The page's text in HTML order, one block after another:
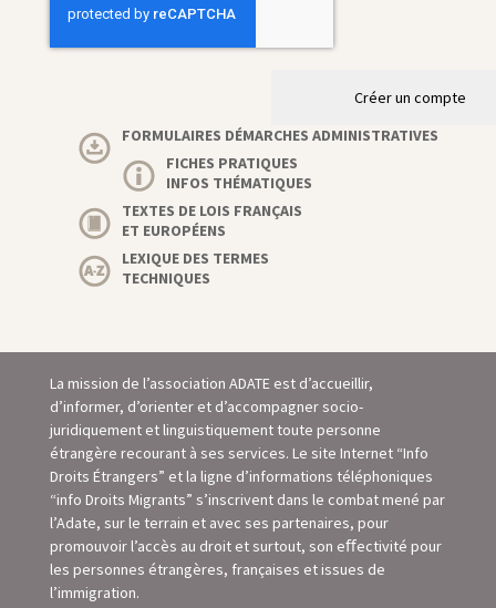
Créer un compte
FORMULAIRES DÉMARCHES ADMINISTRATIVES
FICHES PRATIQUES
INFOS THÉMATIQUES
TEXTES DE LOIS FRANÇAIS
ET EUROPÉENS
LEXIQUE DES TERMES
TECHNIQUES
La mission de l’association ADATE est d’accueillir,
d’informer, d’orienter et d’accompagner socio-
juridiquement et linguistiquement toute personne
étrangère recourant à ses services. Le site Internet “Info
Droits Étrangers” et la ligne d’informations téléphoniques
“info Droits Migrants” s’inscrivent dans le combat mené par
l’Adate, sur le terrain et avec ses partenaires, pour
promouvoir l’accès au droit et surtout, son eﬀectivité pour
les personnes étrangères, françaises et issues de
l’immigration.